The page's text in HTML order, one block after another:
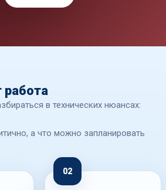
работа
в технических нюансах:
а что можно запланировать
02